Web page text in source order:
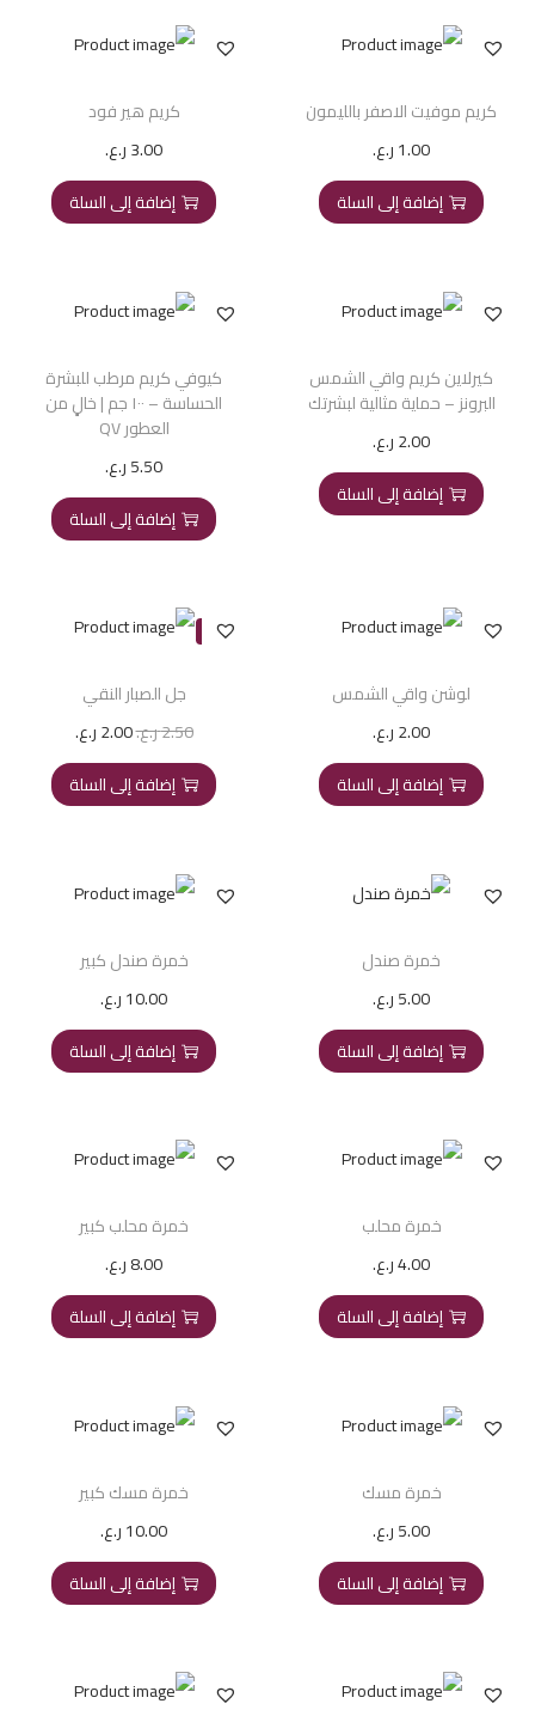
كريم موفيت الاصفر بالليمون
1.00ر.ع.
إضافة إلى السلة
كريم هير فود
3.00ر.ع.
إضافة إلى السلة
كيرلاين كريم واقي الشمس
البرونز – حماية مثالية لبشرتك
2.00ر.ع.
إضافة إلى السلة
كيوفي كريم مرطب للبشرة
الحساسة – ١٠٠ جم | خالٍ من
العطور QV
5.50ر.ع.
إضافة إلى السلة
لوشن واقي الشمس
2.00ر.ع.
إضافة إلى السلة
-20%
جل الصبار النقي
2.50ر.ع.2.00ر.ع.
إضافة إلى السلة
خمرة صندل
5.00ر.ع.
إضافة إلى السلة
خمرة صندل كبير
10.00ر.ع.
إضافة إلى السلة
خمرة محلب
4.00ر.ع.
إضافة إلى السلة
خمرة محلب كبير
8.00ر.ع.
إضافة إلى السلة
خمرة مسك
5.00ر.ع.
إضافة إلى السلة
خمرة مسك كبير
10.00ر.ع.
إضافة إلى السلة